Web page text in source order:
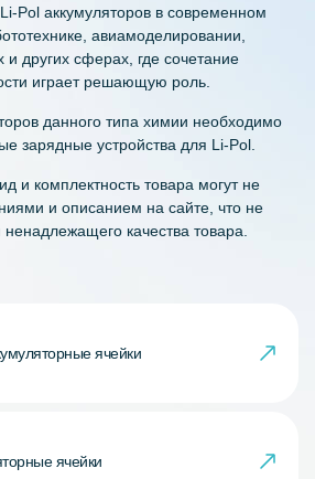
Pol аккумуляторов в современном
авиамоделировании,
и других сферах, где сочетание
играет решающую роль.
данного типа химии необходимо
зарядные устройства для Li-Pol.
и комплектность товара могут не
и описанием на сайте, что не
качества товара.
ячейки
ячейки